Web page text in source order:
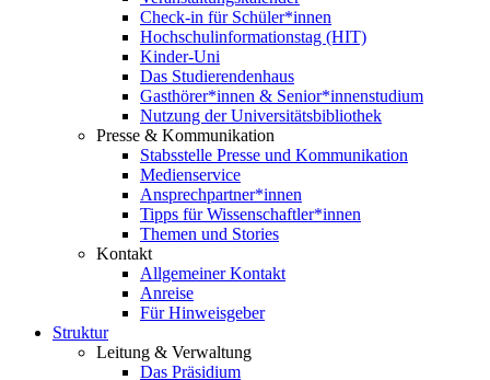
Check-in für Schüler*innen
Hochschulinformationstag (HIT)
Kinder-Uni
Das Studierendenhaus
Gasthörer*innen & Senior*innenstudium
Nutzung der Universitätsbibliothek
Presse & Kommunikation
Stabsstelle Presse und Kommunikation
Medienservice
Ansprechpartner*innen
Tipps für Wissenschaftler*innen
Themen und Stories
Kontakt
Allgemeiner Kontakt
Anreise
Für Hinweisgeber
Struktur
Leitung & Verwaltung
Das Präsidium